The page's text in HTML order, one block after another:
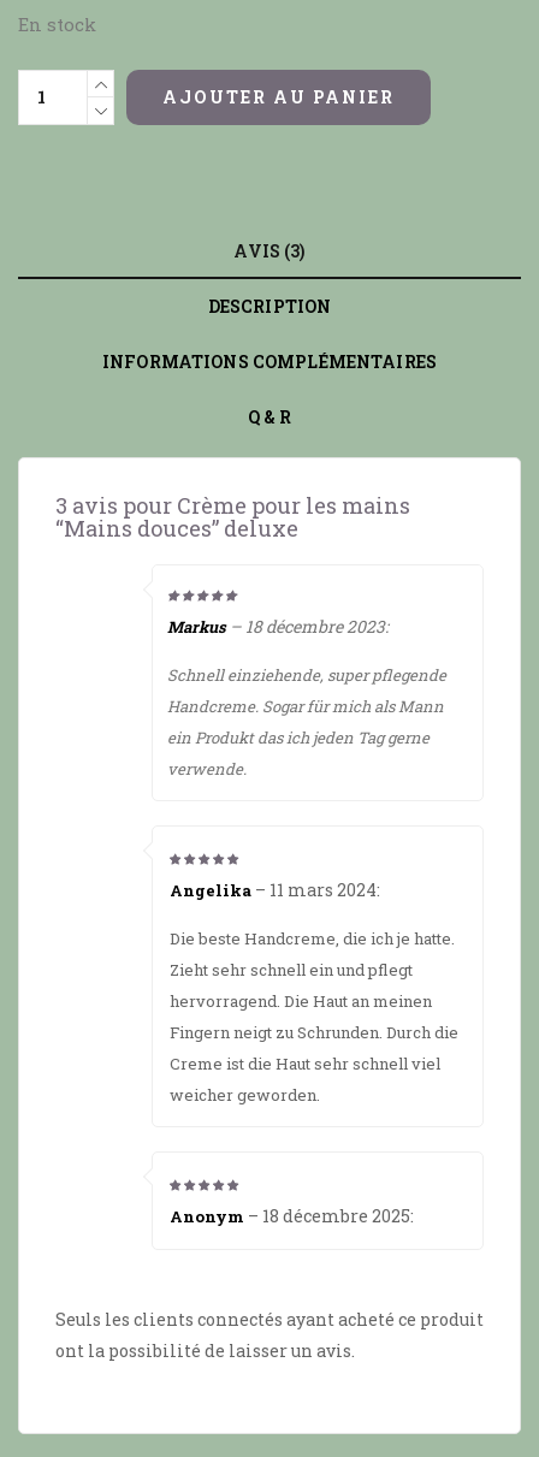
En stock
AJOUTER AU PANIER
AVIS (3)
DESCRIPTION
INFORMATIONS COMPLÉMENTAIRES
Q & R
3 avis pour Crème pour les mains
“Mains douces” deluxe
Markus– 18 décembre 2023:
Schnell einziehende, super pflegende
Handcreme. Sogar für mich als Mann
ein Produkt das ich jeden Tag gerne
verwende.
Angelika – 11 mars 2024:
Die beste Handcreme, die ich je hatte.
Zieht sehr schnell ein und pflegt
hervorragend. Die Haut an meinen
Fingern neigt zu Schrunden. Durch die
Creme ist die Haut sehr schnell viel
weicher geworden.
Anonym – 18 décembre 2025:
Seuls les clients connectés ayant acheté ce produit
ont la possibilité de laisser un avis.